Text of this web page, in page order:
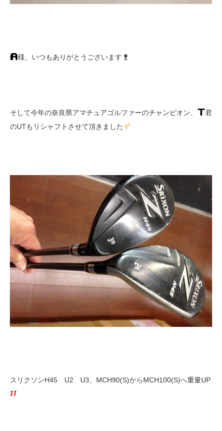
様、いつもありがとうございます
そして今年の奈良県アマチュアゴルファーのチャンピオン、
君
のUTもリシャフトさせて頂きました
スリクソンH45 U2 U3、MCH90(S)からMCH100(S)へ重量UP